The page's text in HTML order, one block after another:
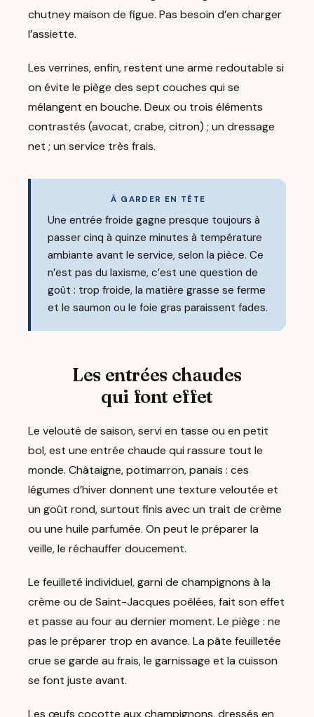
chutney maison de figue. Pas besoin d’en charger
l’assiette.
Les verrines, enfin, restent une arme redoutable si
on évite le piège des sept couches qui se
mélangent en bouche. Deux ou trois éléments
contrastés (avocat, crabe, citron) ; un dressage
net ; un service très frais.
À GARDER EN TÊTE
Une entrée froide gagne presque toujours à
passer cinq à quinze minutes à température
ambiante avant le service, selon la pièce. Ce
n’est pas du laxisme, c’est une question de
goût : trop froide, la matière grasse se ferme
et le saumon ou le foie gras paraissent fades.
Les entrées chaudes
qui font effet
Le velouté de saison, servi en tasse ou en petit
bol, est une entrée chaude qui rassure tout le
monde. Châtaigne, potimarron, panais : ces
légumes d’hiver donnent une texture veloutée et
un goût rond, surtout finis avec un trait de crème
ou une huile parfumée. On peut le préparer la
veille, le réchauffer doucement.
Le feuilleté individuel, garni de champignons à la
crème ou de Saint-Jacques poêlées, fait son effet
et passe au four au dernier moment. Le piège : ne
pas le préparer trop en avance. La pâte feuilletée
crue se garde au frais, le garnissage et la cuisson
se font juste avant.
Les œufs cocotte aux champignons, dressés en